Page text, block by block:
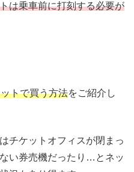
は乗車前に打刻する必要が
トで買う方法をご紹介し
チケットオフィスが閉まっ
い券売機だったり…とネッ